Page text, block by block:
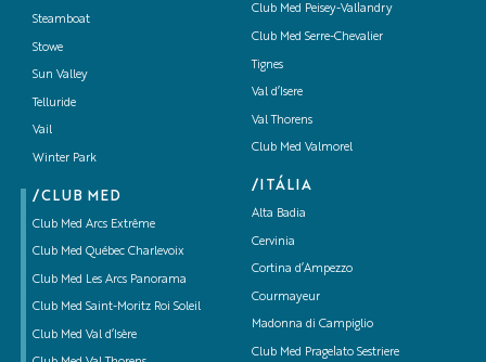
Steamboat
Stowe
Sun Valley
Telluride
Vail
Winter Park
/CLUB MED
Club Med Arcs Extrême
Club Med Québec Charlevoix
Club Med Les Arcs Panorama
Club Med Saint-Moritz Roi Soleil
Club Med Val d’Isère
Club Med Peisey-Vallandry
Club Med Serre-Chevalier
Tignes
Val d’Isere
Val Thorens
Club Med Valmorel
/ITÁLIA
Alta Badia
Cervinia
Cortina d’Ampezzo
Courmayeur
Madonna di Campiglio
Club Med Pragelato Sestriere